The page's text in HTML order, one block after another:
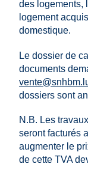
des logements,
logement
domestique.
Le dossier de
documents
dossiers sont
N.B. Les
seront facturés
augmenter le
de cette TVA